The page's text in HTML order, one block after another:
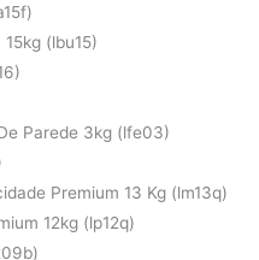
(lbu15)
Parede 3kg (lfe03)
Premium 13 Kg (lm13q)
12kg (lp12q)